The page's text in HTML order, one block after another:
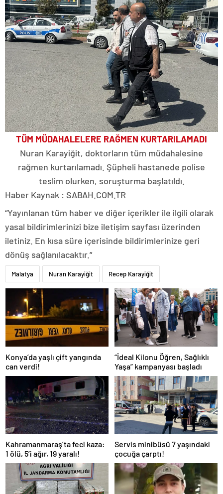
TÜM MÜDAHALELERE RAĞMEN KURTARILAMADI
Nuran Karayiğit, doktorların tüm müdahalesine
rağmen kurtarılamadı. Şüpheli hastanede polise
teslim olurken, soruşturma başlatıldı.
Haber Kaynak : SABAH.COM.TR
“Yayınlanan tüm haber ve diğer içerikler ile ilgili olarak
yasal bildirimlerinizi bize iletişim sayfası üzerinden
iletiniz. En kısa süre içerisinde bildirimlerinize geri
dönüş sağlanılacaktır.”
Malatya Nuran Karayiğit Recep Karayiğit
Konya’da yaşlı çift yangında
can verdi!
“İdeal Kilonu Öğren, Sağlıklı
Yaşa” kampanyası başladı
Kahramanmaraş’ta feci kaza:
1 ölü, 5’i ağır, 19 yaralı!
Servis minibüsü 7 yaşındaki
çocuğa çarptı!